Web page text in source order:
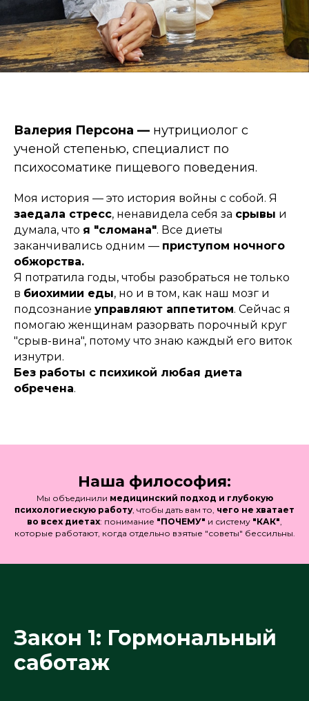
Валерия Персона — нутрициолог с
ученой степенью, специалист по
психосоматике пищевого поведения.
Моя история — это история войны с собой. Я
заедала стресс, ненавидела себя за срывы и
думала, что я "сломана". Все диеты
заканчивались одним — приступом ночного
обжорства.
Я потратила годы, чтобы разобраться не только
в биохимии еды, но и в том, как наш мозг и
подсознание управляют аппетитом. Сейчас я
помогаю женщинам разорвать порочный круг
"срыв-вина", потому что знаю каждый его виток
изнутри.
Без работы с психикой любая диета
обречена.
Наша философия:
Мы объединили медицинский подход и глубокую
психологиескую работу, чтобы дать вам то, чего не хватает
во всех диетах: понимание "ПОЧЕМУ" и систему "КАК",
которые работают, когда отдельно взятые "советы" бессильны.
Закон 1: Гормональный
саботаж